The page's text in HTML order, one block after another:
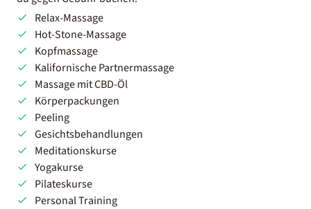
Relax-Massage
Hot-Stone-Massage
Kopfmassage
Kalifornische Partnermassage
Massage mit CBD-Öl
Körperpackungen
Peeling
Gesichtsbehandlungen
Meditationskurse
Yogakurse
Pilateskurse
Personal Training